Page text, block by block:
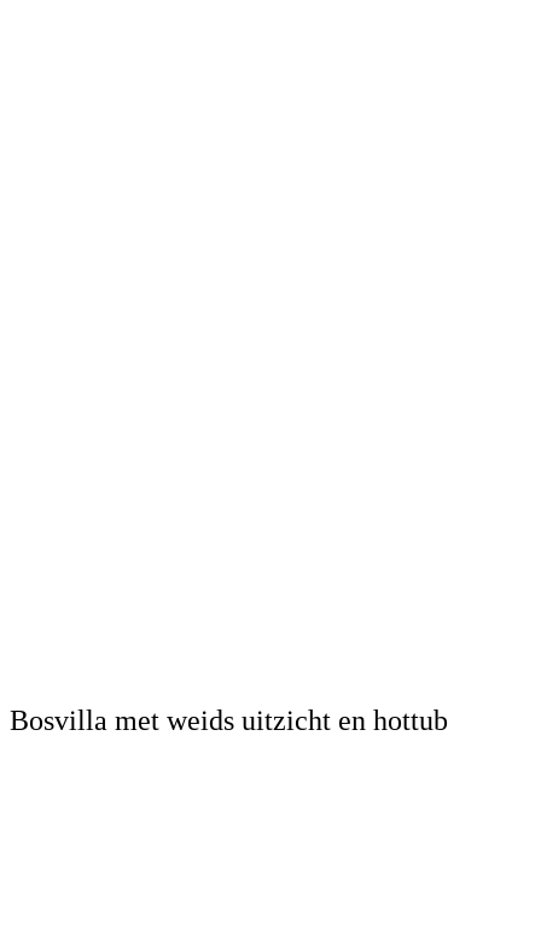
Bosvilla met weids uitzicht en hottub